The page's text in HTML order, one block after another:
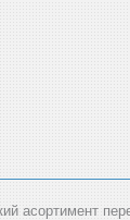
асортимент